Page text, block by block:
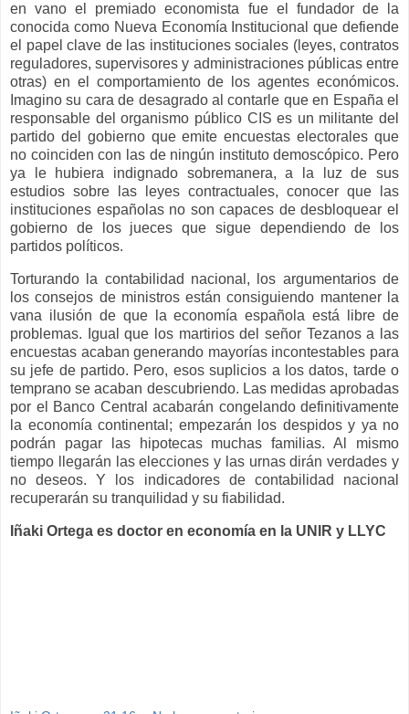
en vano el premiado economista fue el fundador de la
conocida como Nueva Economía Institucional que defiende
el papel clave de las instituciones sociales (leyes, contratos
reguladores, supervisores y administraciones públicas entre
otras) en el comportamiento de los agentes económicos.
Imagino su cara de desagrado al contarle que en España el
responsable del organismo público CIS es un militante del
partido del gobierno que emite encuestas electorales que
no coinciden con las de ningún instituto demoscópico. Pero
ya le hubiera indignado sobremanera, a la luz de sus
estudios sobre las leyes contractuales, conocer que las
instituciones españolas no son capaces de desbloquear el
gobierno de los jueces que sigue dependiendo de los
partidos políticos.
Torturando la contabilidad nacional, los argumentarios de
los consejos de ministros están consiguiendo mantener la
vana ilusión de que la economía española está libre de
problemas. Igual que los martirios del señor Tezanos a las
encuestas acaban generando mayorías incontestables para
su jefe de partido. Pero, esos suplicios a los datos, tarde o
temprano se acaban descubriendo. Las medidas aprobadas
por el Banco Central acabarán congelando definitivamente
la economía continental; empezarán los despidos y ya no
podrán pagar las hipotecas muchas familias. Al mismo
tiempo llegarán las elecciones y las urnas dirán verdades y
no deseos. Y los indicadores de contabilidad nacional
recuperarán su tranquilidad y su fiabilidad.
Iñaki Ortega es doctor en economía en la UNIR y LLYC